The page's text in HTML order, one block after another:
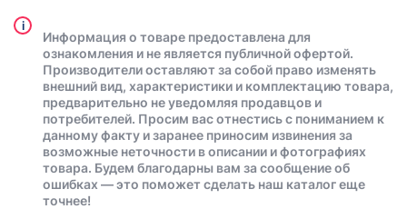
i
Информация о товаре предоставлена для
ознакомления и не является публичной офертой.
Производители оставляют за собой право изменять
внешний вид, характеристики и комплектацию товара,
предварительно не уведомляя продавцов и
потребителей. Просим вас отнестись с пониманием к
данному факту и заранее приносим извинения за
возможные неточности в описании и фотографиях
товара. Будем благодарны вам за сообщение об
ошибках — это поможет сделать наш каталог еще
точнее!